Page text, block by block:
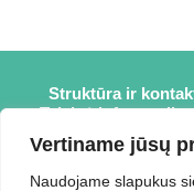
Vertiname jūsų
Naudojame slapukus
Struktūra ir
Teisinė informacija
Karjera